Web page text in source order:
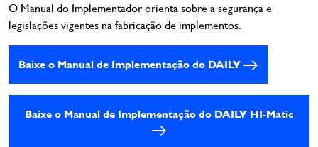
O Manual do Implementador orienta sobre a segurança e
legislações vigentes na fabricação de implementos.
Baixe o Manual de Implementação do DAILY
Baixe o Manual de Implementação do DAILY HI-Matic